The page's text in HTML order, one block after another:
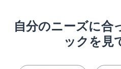
自分のニーズに合
ックを見